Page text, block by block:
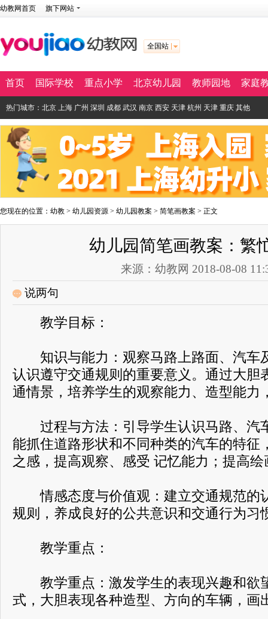
幼教网首页 旗下网站
全国站
首页 国际学校 重点小学 北京幼儿园 教师园地 家庭
热门城市： 北京 上海 广州 深圳 成都 武汉 南京 西安 天津 杭州 天津 重庆 其他
您现在的位置： 幼教 > 幼儿园资源 > 幼儿园教案 > 简笔画教案 > 正文
幼儿园简笔画教案：繁
来源：幼教网 2018-08-08
说两句
教学目标：
知识与能力：观察马路上路面、汽车
认识遵守交通规则的重要意义。通过大胆
通情景，培养学生的观察能力、造型能力
过程与方法：引导学生认识马路、汽
能抓住道路形状和不同种类的汽车的特征
之感，提高观察、感受 记忆能力；提高
情感态度与价值观：建立交通规范的
规则，养成良好的公共意识和交通行为习
教学重点：
教学重点：激发学生的表现兴趣和欲
式，大胆表现各种造型、方向的车辆，画